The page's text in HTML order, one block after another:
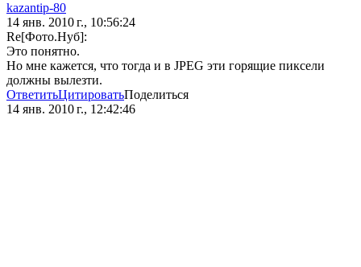
kazantip-80
14 янв. 2010 г., 10:56:24
Re[Фото.Нуб]:
Это понятно.
Но мне кажется, что тогда и в JPEG эти горящие пиксели
должны вылезти.
ОтветитьЦитироватьПоделиться
14 янв. 2010 г., 12:42:46